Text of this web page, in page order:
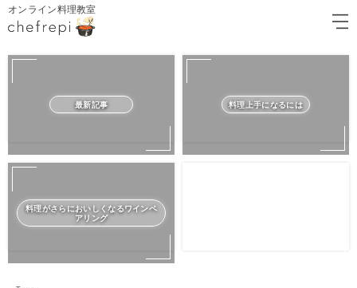
オンライン料理教室
最新記事 料理上手になるには
料理がさらにおいしくなるワインペ
アリング